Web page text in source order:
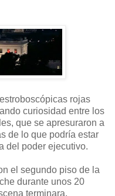
rojas
curiosidad entre los
que se apresuraron a
de lo que podría estar
del poder ejecutivo.
el segundo piso de la
durante unos 20
terminara.